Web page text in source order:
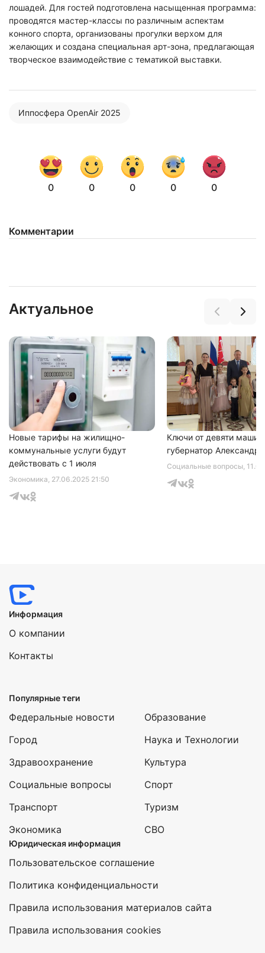
лошадей. Для гостей подготовлена насыщенная программа:
проводятся мастер-классы по различным аспектам
конного спорта, организованы прогулки верхом для
желающих и создана специальная арт-зона, предлагающая
творческое взаимодействие с тематикой выставки.
Иппосфера OpenAir 2025
0 0 0 0 0
Комментарии
Актуальное
Экономика, 27.06.2025 21:50
Новые тарифы на жилищно-
коммунальные услуги будут
действовать с 1 июля
Социальные вопросы,
Ключи от девяти машин
губернатор Александр
Информация
О компании
Контакты
Популярные теги
Федеральные новости
Город
Здравоохранение
Социальные вопросы
Транспорт
Экономика
Образование
Наука и Технологии
Культура
Спорт
Туризм
СВО
Юридическая информация
Пользовательское соглашение
Политика конфиденциальности
Правила использования материалов сайта
Правила использования cookies